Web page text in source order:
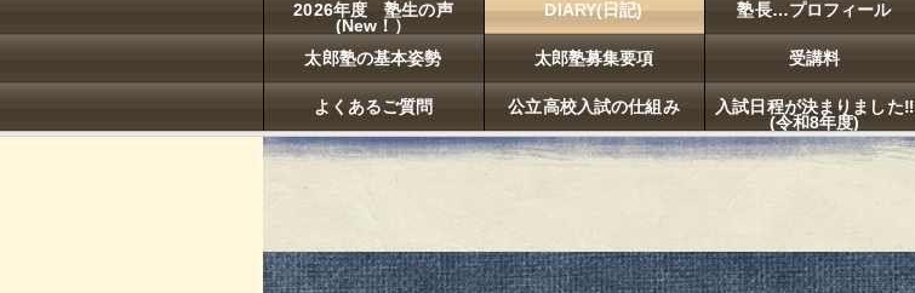
2026年度 塾生の声
(New！）
DIARY(日記) 塾長…プロフィール
太郎塾の基本姿勢 太郎塾募集要項 受講料
よくあるご質問 公立高校入試の仕組み
入試日程が決まりました‼
(令和8年度)